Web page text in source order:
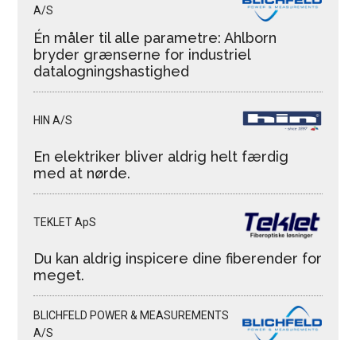
A/S
Én måler til alle parametre: Ahlborn
bryder grænserne for industriel
datalogningshastighed
HIN A/S
En elektriker bliver aldrig helt færdig
med at nørde.
TEKLET ApS
Du kan aldrig inspicere dine fiberender for
meget.
BLICHFELD POWER & MEASUREMENTS
A/S